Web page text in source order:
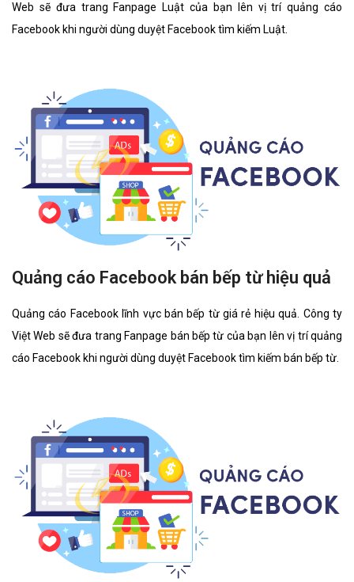
Web sẽ đưa trang Fanpage Luật của bạn lên vị trí quảng cáo
Facebook khi người dùng duyệt Facebook tìm kiếm Luật.
Quảng cáo Facebook bán bếp từ hiệu quả
Quảng cáo Facebook lĩnh vực bán bếp từ giá rẻ hiệu quả. Công ty
Việt Web sẽ đưa trang Fanpage bán bếp từ của bạn lên vị trí quảng
cáo Facebook khi người dùng duyệt Facebook tìm kiếm bán bếp từ.